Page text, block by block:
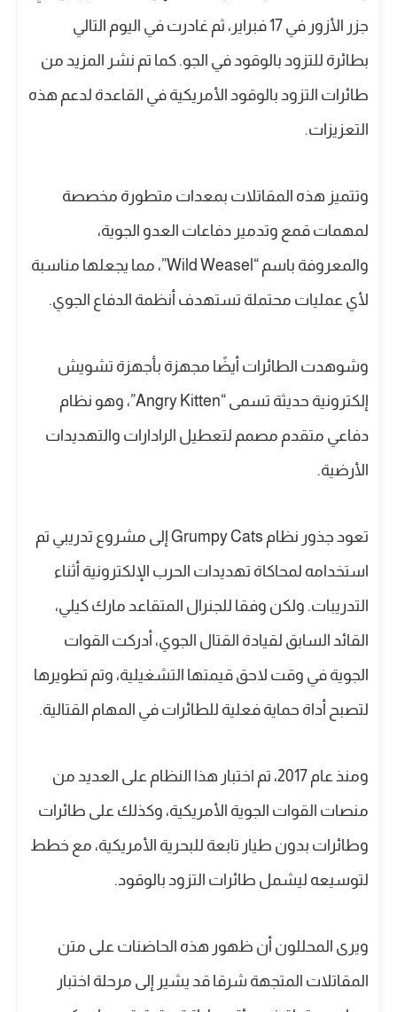
جزر الأزور في 17 فبراير، ثم غادرت في اليوم التالي
بطائرة للتزود بالوقود في الجو. كما تم نشر المزيد من
طائرات التزود بالوقود الأمريكية في القاعدة لدعم هذه
التعزيزات.
وتتميز هذه المقاتلات بمعدات متطورة مخصصة
لمهمات قمع وتدمير دفاعات العدو الجوية،
والمعروفة باسم “Wild Weasel”، مما يجعلها مناسبة
لأي عمليات محتملة تستهدف أنظمة الدفاع الجوي.
وشوهدت الطائرات أيضًا مجهزة بأجهزة تشويش
إلكترونية حديثة تسمى “Angry Kitten”، وهو نظام
دفاعي متقدم مصمم لتعطيل الرادارات والتهديدات
الأرضية.
تعود جذور نظام Grumpy Cats إلى مشروع تدريبي تم
استخدامه لمحاكاة تهديدات الحرب الإلكترونية أثناء
التدريبات. ولكن وفقا للجنرال المتقاعد مارك كيلي،
القائد السابق لقيادة القتال الجوي، أدركت القوات
الجوية في وقت لاحق قيمتها التشغيلية، وتم تطويرها
لتصبح أداة حماية فعلية للطائرات في المهام القتالية.
ومنذ عام 2017، تم اختبار هذا النظام على العديد من
منصات القوات الجوية الأمريكية، وكذلك على طائرات
وطائرات بدون طيار تابعة للبحرية الأمريكية، مع خطط
لتوسيعه ليشمل طائرات التزود بالوقود.
ويرى المحللون أن ظهور هذه الحاضنات على متن
المقاتلات المتجهة شرقا قد يشير إلى مرحلة اختبار